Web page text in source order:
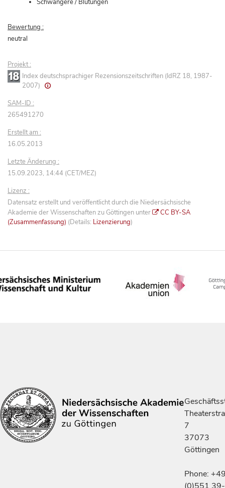
Schwangere / Blutungen
Bewertung :
neutral
Projekt :
Index deutschsprachiger Rezensionszeitschriften (IdRZ 18, 1987-
2007)
SAM-ID :
265491270
Erstellt am :
16.05.2013
Letzte Änderung :
15.09.2023, 14:44 (CET/MEZ)
Lizenz :
Datensatz erstellt und veröffentlicht durch die Niedersächsische
Akademie der Wissenschaften zu Göttingen unter
CC BY-SA
(Zusammenfassung) (Details: Lizenzierung)
7
37073
Göttingen
Phone: